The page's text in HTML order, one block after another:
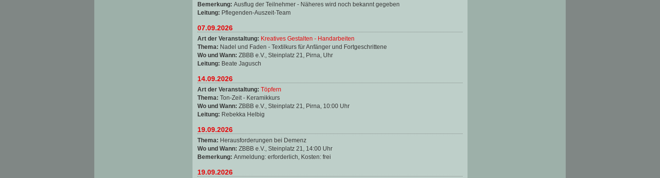
Bemerkung: Ausflug der Teilnehmer - Näheres wird noch bekannt gegeben
Leitung: Pflegenden-Auszeit-Team
07.09.2026
Art der Veranstaltung: Kreatives Gestalten - Handarbeiten
Thema: Nadel und Faden - Textilkurs für Anfänger und Fortgeschrittene
Wo und Wann: ZBBB e.V., Steinplatz 21, Pirna, Uhr
Leitung: Beate Jagusch
14.09.2026
Art der Veranstaltung: Töpfern
Thema: Ton-Zeit - Keramikkurs
Wo und Wann: ZBBB e.V., Steinplatz 21, Pirna, 10:00 Uhr
Leitung: Rebekka Helbig
19.09.2026
Thema: Herausforderungen bei Demenz
Wo und Wann: ZBBB e.V., Steinplatz 21, 14:00 Uhr
Bemerkung: Anmeldung: erforderlich, Kosten: frei
19.09.2026